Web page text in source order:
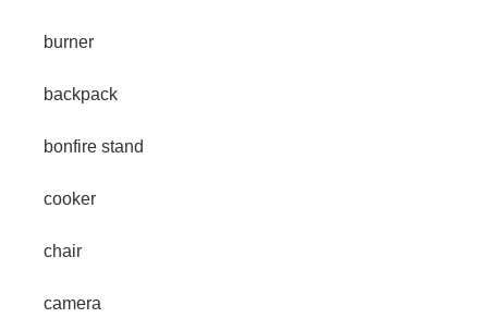
burner
backpack
bonfire stand
cooker
chair
camera